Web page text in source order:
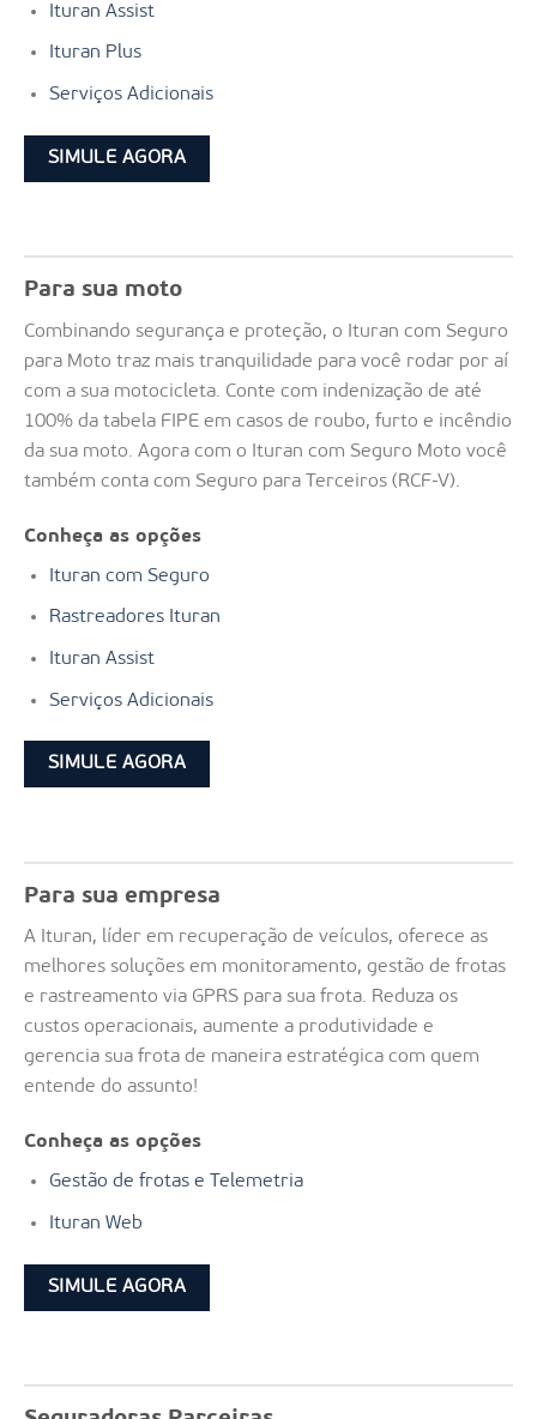
Ituran Assist
Ituran Plus
Serviços Adicionais
SIMULE AGORA
Para sua moto
Combinando segurança e proteção, o Ituran com Seguro
para Moto traz mais tranquilidade para você rodar por aí
com a sua motocicleta. Conte com indenização de até
100% da tabela FIPE em casos de roubo, furto e incêndio
da sua moto. Agora com o Ituran com Seguro Moto você
também conta com Seguro para Terceiros (RCF-V).
Conheça as opções
Ituran com Seguro
Rastreadores Ituran
Ituran Assist
Serviços Adicionais
SIMULE AGORA
Para sua empresa
A Ituran, líder em recuperação de veículos, oferece as
melhores soluções em monitoramento, gestão de frotas
e rastreamento via GPRS para sua frota. Reduza os
custos operacionais, aumente a produtividade e
gerencia sua frota de maneira estratégica com quem
entende do assunto!
Conheça as opções
Gestão de frotas e Telemetria
Ituran Web
SIMULE AGORA